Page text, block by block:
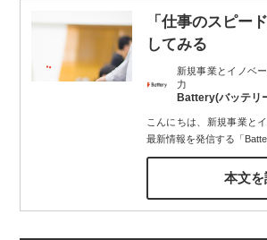
「仕事のスピー
してみる
新規事業とイノベ
力
Battery(バッテリ
こんにちは、新規事業と
最新情報を発信する「
本文を